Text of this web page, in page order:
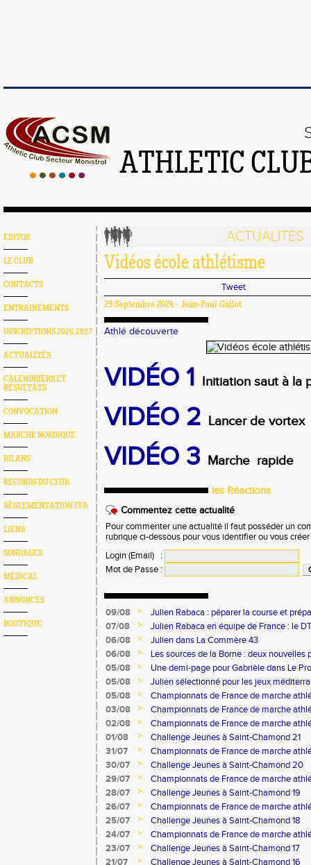
ATHLETIC
EDITOS
LE CLUB
CONTACTS
ENTRAINEMENTS
INSCRIPTIONS 2026.2027
ACTUALITÉS
CALENDRIERS ET
RÉSULTATS
CONVOCATION
MARCHE NORDIQUE
BILANS
RECORDS DU CLUB
RÈGLEMENTATION FFA
LIENS
SONDAGES
MÉDICAL
ANNONCES
BOUTIQUE
ACTUALITÉS
Vidéos école athlétisme
Tweet
29 Septembre 2024 - Jean-Paul Gallot
Athlé découverte
VIDÉO 1 Initiation saut à la
VIDÉO 2 Lancer de vortex
VIDÉO 3 Marche rapide
les Réactions
Commentez cette actualité
Pour commenter une actualité il faut posséder un
rubrique ci-dessous pour vous identifier ou vous
Login (Email)
:
Mot de Passe :
09/08 >
Julien Rabaca : péparer la course et
07/08
>
Julien Rabaca en équipe de France : le
06/08
>
Julien dans La Commère 43
06/08
>
Les sources de la Borne : deux nouvelles
05/08
>
Une demi-page pour Gabrièle dans Le
05/08
>
Julien sélectionné pour les jeux
05/08
>
Championnats de France de marche
03/08
>
Championnats de France de marche
02/08
>
Championnats de France de marche
01/08
>
Challenge Jeunes à Saint-Chamond 21
31/07
>
Championnats de France de marche
30/07
>
Challenge Jeunes à Saint-Chamond 20
29/07
>
Championnats de France de marche
28/07
>
Challenge Jeunes à Saint-Chamond 19
26/07
>
Championnats de France de marche
25/07
>
Challenge Jeunes à Saint-Chamond 18
24/07
>
Championnats de France de marche
23/07
>
Challenge Jeunes à Saint-Chamond 17
21/07
>
Challenge Jeunes à Saint-Chamond 16